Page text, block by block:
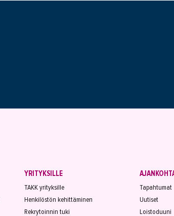
YRITYKSILLE
TAKK yrityksille
Henkilöstön kehittäminen
Rekrytoinnin tuki
Tapahtumat
Uutiset
Loistoduuni